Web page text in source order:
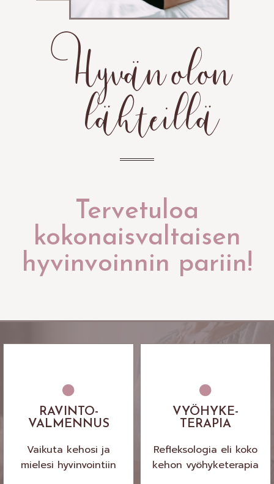
Hyvän olon
lähteillä
Tervetuloa
kokonaisvaltaisen
hyvinvoinnin pariin!
RAVINTO-
VALMENNUS
Vaikuta kehosi ja
mielesi hyvinvointiin
saat apua niin terveyden
palauttamiseen,
ylläpitämiseen kuin
LUE LISÄÄ
VYÖHYKE-
TERAPIA
Refleksologia eli koko
kehon vyöhyketerapia
Kokonaisvaltainen, kehoa
ja mieltä tasapainottava
hoito, joka sopii kaiken
ikäisille
LUE LISÄÄ